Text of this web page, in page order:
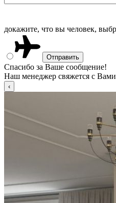
докажите, что вы человек,
Спасибо за Ваше сообщение!
Наш менеджер свяжется с